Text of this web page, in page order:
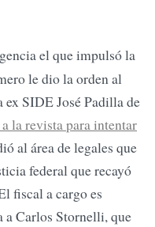
el que impulsó la
le dio la orden al
SIDE José Padilla de
la revista para intentar
al área de legales que
federal que recayó
fiscal a cargo es
a Carlos Stornelli, que